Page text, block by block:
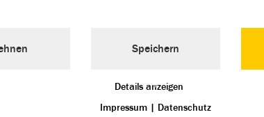
Speichern
Details anzeigen
Impressum | Datenschutz